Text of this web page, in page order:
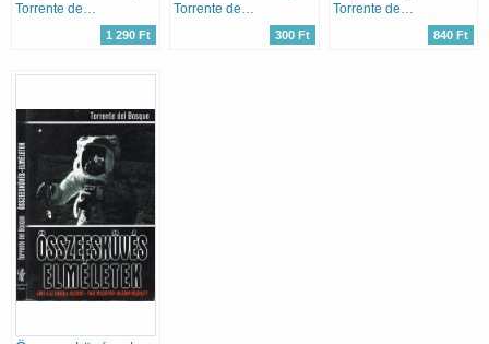
Torrente del Bosque
1 290 Ft
Torrente del Bosque
300 Ft
Torrente del Bosque
840 Ft